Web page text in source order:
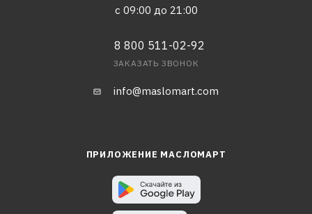
с 09:00 до 21:00
8 800 511-02-92
ЗАКАЗАТЬ ЗВОНОК
info@maslomart.com
ПРИЛОЖЕНИЕ МАСЛОМАРТ